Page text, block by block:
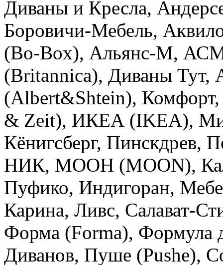
Диваны и Кресла,
Боровичи-Мебель,
(Bo-Box), Альянс-М,
(Britannica), Диваны Тут,
(Albert&Shtein),
& Zeit), ИКЕА (IKEA),
Кёнигсберг, Пинскдрев,
НИК, МООН (MOON),
Пуфико, Индигоран,
Карина, Ливс, Салават-
Форма (Forma), Формула
Диванов, Пуше (Pushe),